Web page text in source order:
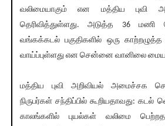
வலிமையாகும் என மத்திய புவி
தெரிவித்துள்ளது. அடுத்த 36 மணி
வங்கக்கடல் பகுதிகளில் ஒரு காற்றழுத்த
வாய்ப்புள்ளது என சென்னை வானிலை
மத்திய புவி அறிவியல் அமைச்சக
நிருபர்கள் சந்திப்பில் கூறியதாவது:
காலங்களில் புயல்கள் வலிமை